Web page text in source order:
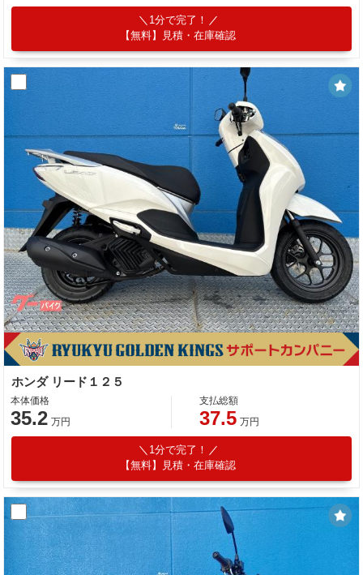
1分で完了！
【無料】見積・在庫確認
ホンダ リード１２５
本体価格
35.2 万円
支払総額
37.5 万円
1分で完了！
【無料】見積・在庫確認